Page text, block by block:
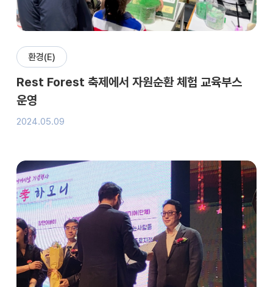
환경(E)
Rest Forest 축제에서 자원순환 체험 교육부스
운영
2024.05.09